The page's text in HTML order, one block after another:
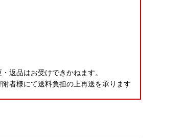
返品はお受けできかねます。
者様にて送料負担の上再送を承ります